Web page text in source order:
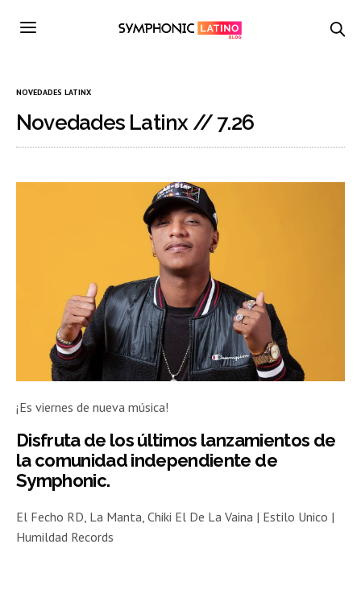
NOVEDADES LATINX
Novedades Latinx // 7.26
¡Es viernes de nueva música!
Disfruta de los últimos lanzamientos de
la comunidad independiente de
Symphonic.
El Fecho RD, La Manta, Chiki El De La Vaina | Estilo Unico |
Humildad Records